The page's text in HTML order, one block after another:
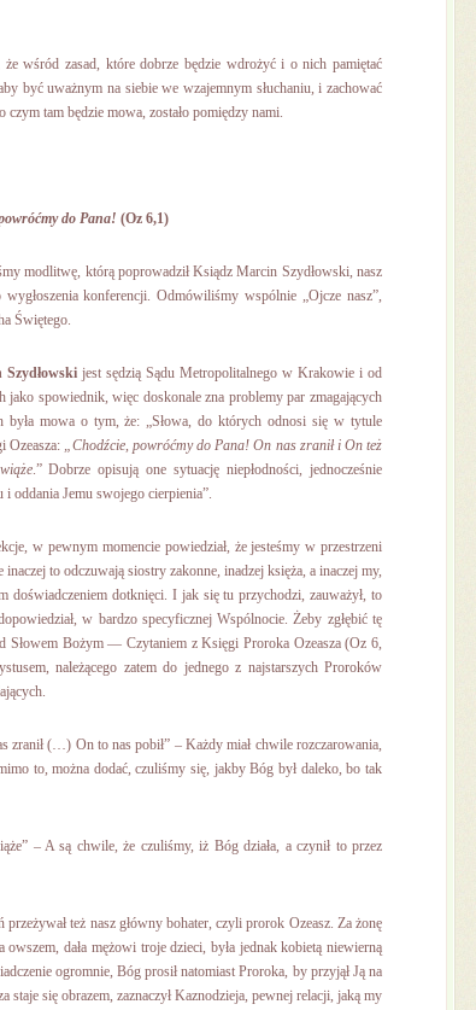
że wśród zasad, które dobrze będzie wdrożyć i o nich pamiętać
być uważnym na siebie we wzajemnym słuchaniu, i zachować
tam będzie mowa, zostało pomiędzy nami.
do Pana! (Oz 6,1)
modlitwę, którą poprowadził Ksiądz Marcin Szydłowski, nasz
konferencji. Odmówiliśmy wspólnie „Ojcze nasz”,
Świętego.
jest sędzią Sądu Metropolitalnego w Krakowie i od
jako spowiednik, więc doskonale zna problemy par zmagających
była mowa o tym, że: „Słowa, do których odnosi się w tytule
Ozeasza: „Chodźcie, powróćmy do Pana! On nas zranił i On też
.” Dobrze opisują one sytuację niepłodności, jednocześnie
i oddania Jemu swojego cierpienia”.
w pewnym momencie powiedział, że jesteśmy w przestrzeni
to odczuwają siostry zakonne, inadzej księża, a inaczej my,
doświadczeniem dotknięci. I jak się tu przychodzi, zauważył, to
w bardzo specyficznej Wspólnocie. Żeby zgłębić tę
Słowem Bożym — Czytaniem z Księgi Proroka Ozeasza (Oz 6,
należącego zatem do jednego z najstarszych Proroków
zranił (…) On to nas pobił” – Każdy miał chwile rozczarowania,
to, można dodać, czuliśmy się, jakby Bóg był daleko, bo tak
– A są chwile, że czuliśmy, iż Bóg działa, a czynił to przez
też nasz główny bohater, czyli prorok Ozeasz. Za żonę
dała mężowi troje dzieci, była jednak kobietą niewierną
ogromnie, Bóg prosił natomiast Proroka, by przyjął Ją na
się obrazem, zaznaczył Kaznodzieja, pewnej relacji, jaką my